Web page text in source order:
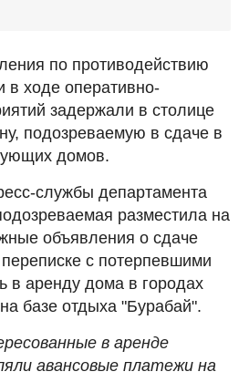
по противодействию
в ходе оперативно-
задержали в столице
подозреваемую в сдаче в
домов.
службы департамента
разместила на
объявления о сдаче
с потерпевшими
в аренду дома в городах
базе отдыха "Бурабай".
в аренде
авансовые платежи на